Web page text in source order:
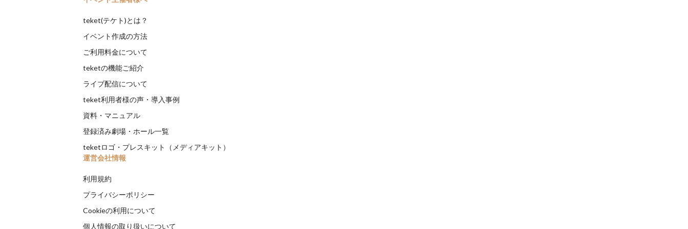
teket(テケト)とは？
イベント作成の方法
ご利用料金について
teketの機能ご紹介
ライブ配信について
teket利用者様の声・導入事例
資料・マニュアル
登録済み劇場・ホール一覧
teketロゴ・プレスキット（メディアキット）
運営会社情報
利用規約
プライバシーポリシー
Cookieの利用について
個人情報の取り扱いについて